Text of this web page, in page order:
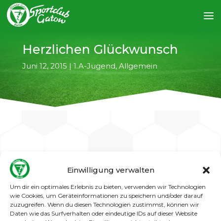
Einwilligung verwalten
Um dir ein optimales Erlebnis zu bieten, verwenden wir Technologien
wie Cookies, um Geräteinformationen zu speichern und/oder darauf
zuzugreifen. Wenn du diesen Technologien zustimmst, können wir
Daten wie das Surfverhalten oder eindeutige IDs auf dieser Website
Herzlichen Glückwunsch
Juni 12, 2015 | 1.A-Jugend,Allgemein
Zum sensationellen Aufstieg unserer 1. A-
Jugend in die Landesliga ganz herzliche
Glückwünsche an die Mannschaft und das
fantastische Trainer- und Betreuerteam. Eine